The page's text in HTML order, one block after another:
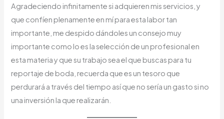
Agradeciendo infinitamente si adquieren mis servicios, y
que confíen plenamente en mí para esta labor tan
importante, me despido dándoles un consejo muy
importante como lo es la selección de un profesional en
esta materia y que su trabajo sea el que buscas para tu
reportaje de boda, recuerda que es un tesoro que
perdurará a través del tiempo así que no sería un gasto si no
una inversión la que realizarán.